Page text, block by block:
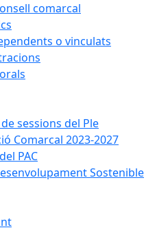
comarcal
o vinculats
sessions del Ple
Comarcal 2023-2027
PAC
Sostenible